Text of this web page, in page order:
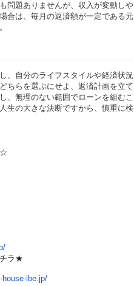
問題ありませんが、収入が変動しや
合は、毎月の返済額が一定である元
、自分のライフスタイルや経済状況
ちらを選ぶにせよ、返済計画を立て
、無理のない範囲でローンを組むこ
生の大きな決断ですから、慎重に検
ラ★
house-ibe.jp/